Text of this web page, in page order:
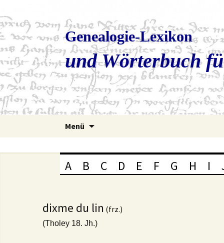
Genealogie-Lexikon
und Wörterbuch
Menü
A B C D E F G H I
dixme du lin (frz.)
(Tholey 18. Jh.)